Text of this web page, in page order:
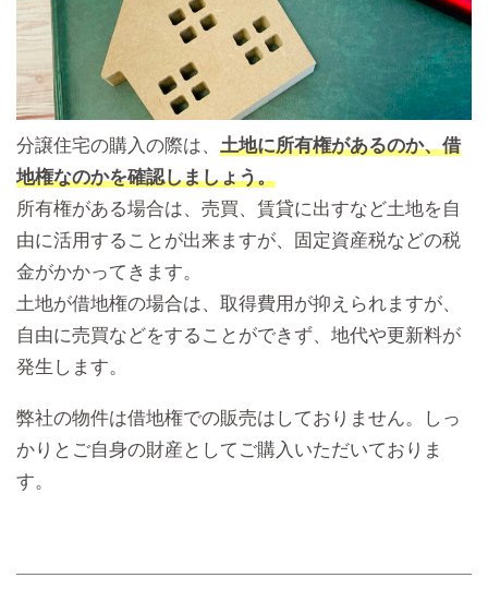
分譲住宅の購入の際は、 土地に所有権があるのか、借
地権なのかを確認しましょう。
所有権がある場合は、売買、賃貸に出すなど土地を自
由に活用することが出来ますが、固定資産税などの税
金がかかってきます。
土地が借地権の場合は、取得費用が抑えられますが、
自由に売買などをすることができず、地代や更新料が
発生します。
弊社の物件は借地権での販売はしておりません。しっ
かりとご自身の財産としてご購入いただいておりま
す。